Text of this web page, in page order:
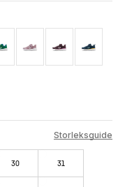
Storleksguide
30 31